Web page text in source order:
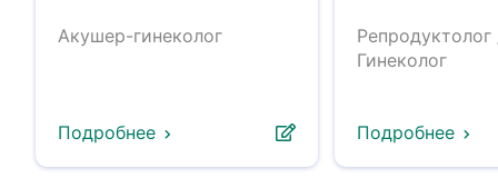
Акушер-гинеколог
Подробнее
Репродуктолог
Гинеколог
Подробнее